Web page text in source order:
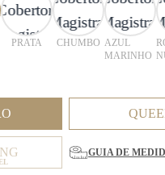
PRATA CHUMBO AZUL
MARINHO
GUIA DE